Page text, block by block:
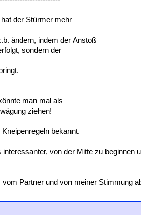
der Stürmer mehr
ändern, indem der Anstoß
sondern der
man mal als
ziehen!
bekannt.
interessanter, von der Mitte zu beginnen
Partner und von meiner Stimmung